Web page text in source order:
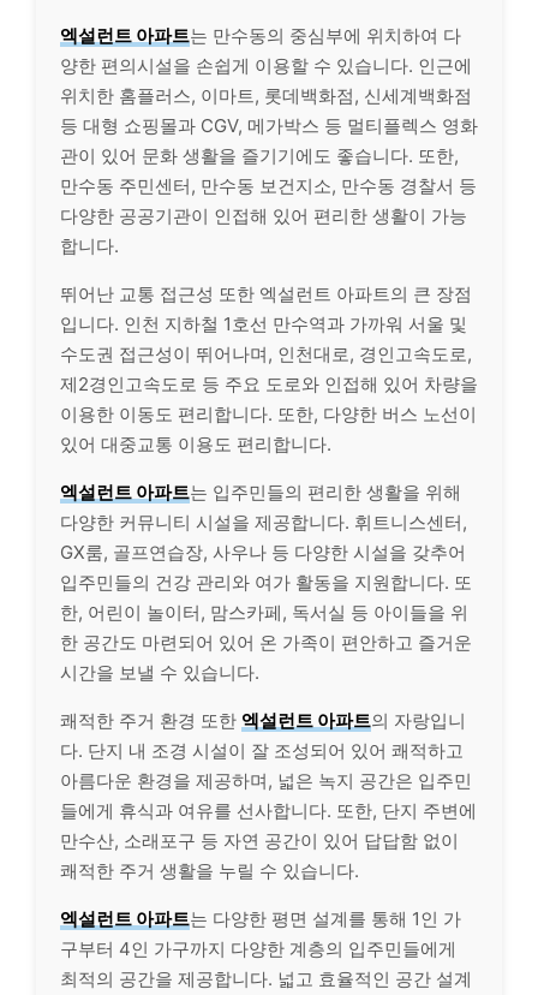
엑설런트 아파트는 만수동의 중심부에 위치하여 다
양한 편의시설을 손쉽게 이용할 수 있습니다. 인근에
위치한 홈플러스, 이마트, 롯데백화점, 신세계백화점
등 대형 쇼핑몰과 CGV, 메가박스 등 멀티플렉스 영화
관이 있어 문화 생활을 즐기기에도 좋습니다. 또한,
만수동 주민센터, 만수동 보건지소, 만수동 경찰서 등
다양한 공공기관이 인접해 있어 편리한 생활이 가능
합니다.
뛰어난 교통 접근성 또한 엑설런트 아파트의 큰 장점
입니다. 인천 지하철 1호선 만수역과 가까워 서울 및
수도권 접근성이 뛰어나며, 인천대로, 경인고속도로,
제2경인고속도로 등 주요 도로와 인접해 있어 차량을
이용한 이동도 편리합니다. 또한, 다양한 버스 노선이
있어 대중교통 이용도 편리합니다.
엑설런트 아파트는 입주민들의 편리한 생활을 위해
다양한 커뮤니티 시설을 제공합니다. 휘트니스센터,
GX룸, 골프연습장, 사우나 등 다양한 시설을 갖추어
입주민들의 건강 관리와 여가 활동을 지원합니다. 또
한, 어린이 놀이터, 맘스카페, 독서실 등 아이들을 위
한 공간도 마련되어 있어 온 가족이 편안하고 즐거운
시간을 보낼 수 있습니다.
쾌적한 주거 환경 또한 엑설런트 아파트의 자랑입니
다. 단지 내 조경 시설이 잘 조성되어 있어 쾌적하고
아름다운 환경을 제공하며, 넓은 녹지 공간은 입주민
들에게 휴식과 여유를 선사합니다. 또한, 단지 주변에
만수산, 소래포구 등 자연 공간이 있어 답답함 없이
쾌적한 주거 생활을 누릴 수 있습니다.
엑설런트 아파트는 다양한 평면 설계를 통해 1인 가
구부터 4인 가구까지 다양한 계층의 입주민들에게
최적의 공간을 제공합니다. 넓고 효율적인 공간 설계